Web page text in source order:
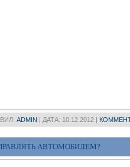
ADMIN | ДАТА: 10.12.2012 |
АВТОМОБИЛЕМ?